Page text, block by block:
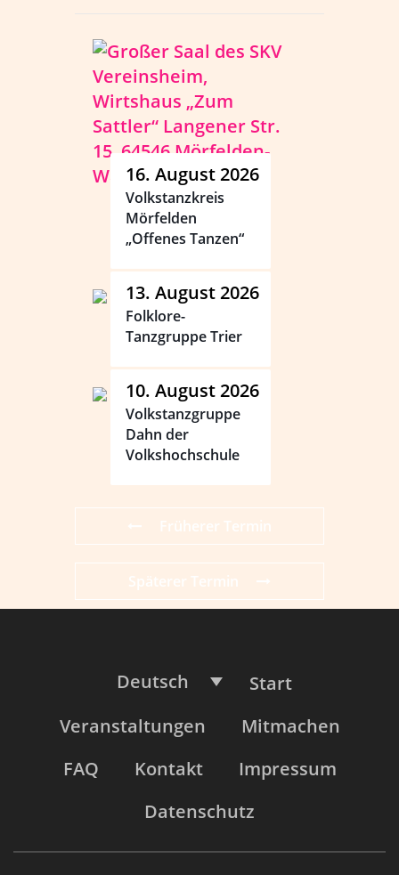
16. August 2026
Volkstanzkreis
Mörfelden
„Offenes Tanzen“
13. August 2026
Folklore-
Tanzgruppe Trier
10. August 2026
Volkstanzgruppe
Dahn der
Volkshochschule
Früherer Termin
Späterer Termin
Deutsch
Start
Veranstaltungen
Mitmachen
FAQ
Kontakt
Impressum
Datenschutz